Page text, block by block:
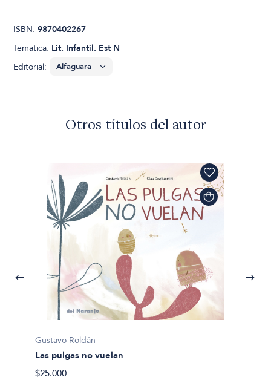
ISBN:9870402267
Temática: Lit. Infantil. Est N
Editorial:
Otros títulos del autor
Gustavo Roldán
Las pulgas no vuelan
$25.000